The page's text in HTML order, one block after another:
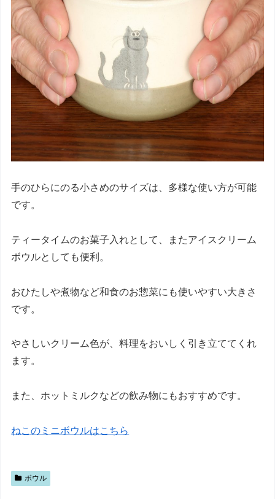
手のひらにのる小さめのサイズは、多様な使い方が可能
です。
ティータイムのお菓子入れとして、またアイスクリーム
ボウルとしても便利。
おひたしや煮物など和食のお惣菜にも使いやすい大きさ
です。
やさしいクリーム色が、料理をおいしく引き立ててくれ
ます。
また、ホットミルクなどの飲み物にもおすすめです。
ねこのミニボウルはこちら
ボウル